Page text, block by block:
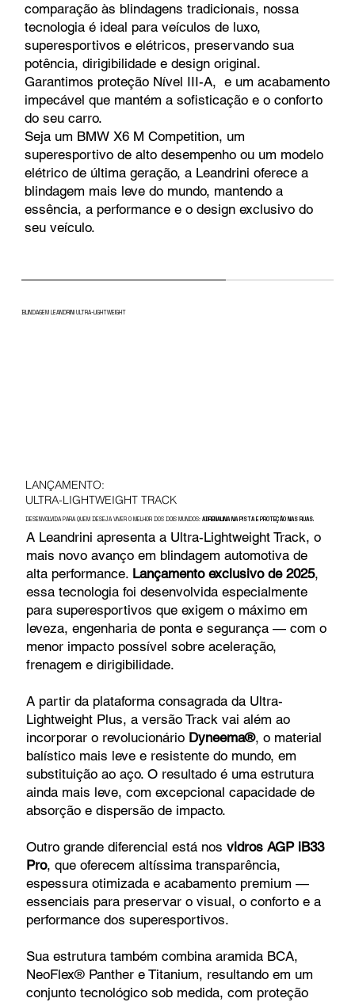
comparação às blindagens tradicionais, nossa
tecnologia é ideal para veículos de luxo,
superesportivos e elétricos, preservando sua
potência, dirigibilidade e design original.
Garantimos proteção Nível III-A, e um acabamento
impecável que mantém a sofisticação e o conforto
do seu carro.
Seja um BMW X6 M Competition, um
superesportivo de alto desempenho ou um modelo
elétrico de última geração, a Leandrini oferece a
blindagem mais leve do mundo, mantendo a
essência, a performance e o design exclusivo do
seu veículo.
BLINDAGEM LEANDRINI ULTRA-LIGHTWEIGHT
LANÇAMENTO:
ULTRA-LIGHTWEIGHT TRACK
DESENVOLVIDA PARA QUEM DESEJA VIVER O MELHOR DOS DOIS MUNDOS:ADRENALINA NA PISTA E PROTEÇÃO NAS RUAS.
A Leandrini apresenta a Ultra-Lightweight Track, o
mais novo avanço em blindagem automotiva de
alta performance. Lançamento exclusivo de 2025,
essa tecnologia foi desenvolvida especialmente
para superesportivos que exigem o máximo em
leveza, engenharia de ponta e segurança — com o
menor impacto possível sobre aceleração,
frenagem e dirigibilidade.
A partir da plataforma consagrada da Ultra-
Lightweight Plus, a versão Track vai além ao
incorporar o revolucionário Dyneema®, o material
balístico mais leve e resistente do mundo, em
substituição ao aço. O resultado é uma estrutura
ainda mais leve, com excepcional capacidade de
absorção e dispersão de impacto.
Outro grande diferencial está nos vidros AGP iB33
Pro, que oferecem altíssima transparência,
espessura otimizada e acabamento premium —
essenciais para preservar o visual, o conforto e a
performance dos superesportivos.
Sua estrutura também combina aramida BCA,
NeoFlex® Panther e Titanium, resultando em um
conjunto tecnológico sob medida, com proteção